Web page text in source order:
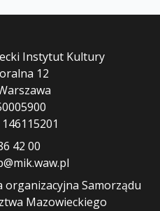
Instytut Kultury
12
146115201
42 00
organizacyjna Samorządu
Mazowieckiego